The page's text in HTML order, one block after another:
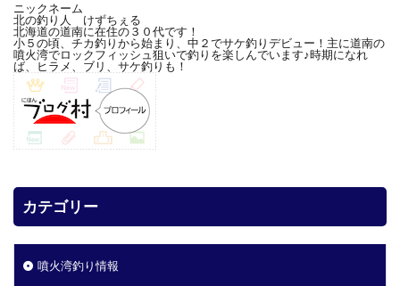
ニックネーム
北の釣り人 けずちぇる
北海道の道南に在住の３０代です！
小５の頃、チカ釣りから始まり、中２でサケ釣りデビュー！主に道南の
噴火湾でロックフィッシュ狙いで釣りを楽しんでいます♪時期になれ
ば、ヒラメ、ブリ、サケ釣りも！
カテゴリー
噴火湾釣り情報